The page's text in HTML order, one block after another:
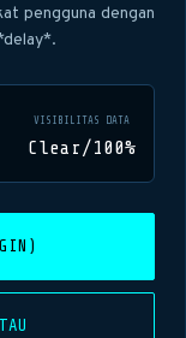
pengguna dengan
VISIBILITAS DATA
Clear/100%